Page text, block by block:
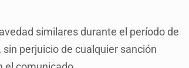
similares durante el período de
perjuicio de cualquier sanción